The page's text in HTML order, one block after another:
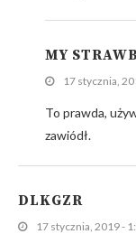
MY
17 stycznia,
To prawda,
zawiódł.
DLKGZR
17 stycznia, 2019 -